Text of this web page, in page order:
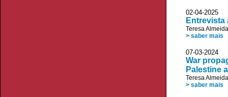
02-04-
Entrevista
Teresa
> saber mais
07-03-
War
Palestine
Teresa
> saber mais